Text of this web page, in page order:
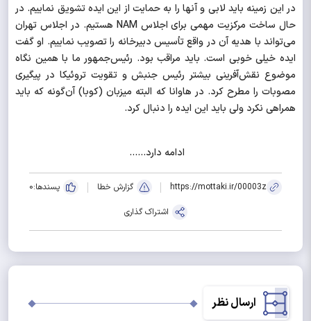
در این زمینه باید لابی و آنها را به حمایت از این ایده تشویق نماییم. در
حال ساخت مرکزیت مهمی برای اجلاسNAM هستیم. در اجلاس تهران
می‌تواند با هدیه آن در واقع تأسیس دبیرخانه را تصویب نماییم. او گفت
ایده خیلی خوبی است. باید مراقب بود. رئیس‌جمهور ما با همین نگاه
موضوع نقش‌آفرینی بیشتر رئیس جنبش و تقویت تروئیکا در پیگیری
مصوبات را مطرح کرد. در هاوانا که البته میزبان (کوبا) آن‌گونه که باید
همراهی نکرد ولی باید این ایده را دنبال کرد.
ادامه دارد......
https://mottaki.ir/00003z گزارش خطا پسندها:0
اشتراک گذاری
ارسال نظر